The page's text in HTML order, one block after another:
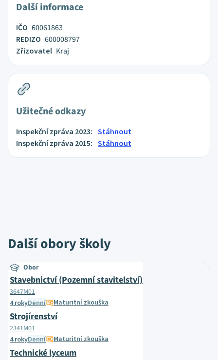
Další informace
IČO 60061863
REDIZO 600008797
Zřizovatel Kraj
Užitečné odkazy
Inspekční zpráva 2023: Stáhnout
Inspekční zpráva 2015: Stáhnout
Další obory školy
Obor
Stavebnictví (Pozemní stavitelství)
3647M01
4 rokyDenní Maturitní zkouška
Strojírenství
2341M01
4 rokyDenní Maturitní zkouška
Technické lyceum